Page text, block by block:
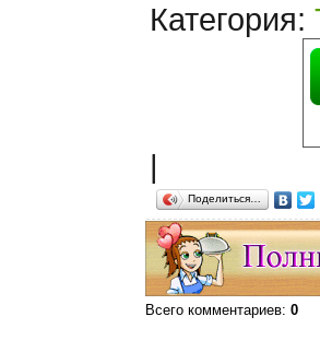
Категория:
|
Поделиться…
Всего комментариев: 0